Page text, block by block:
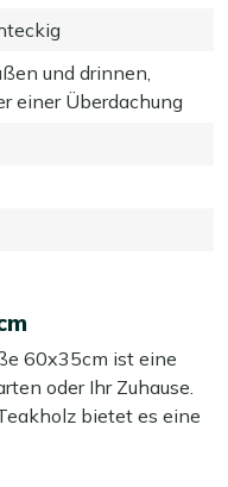
und drinnen,
einer Überdachung
60x35cm ist eine
oder Ihr Zuhause.
bietet es eine
Speisen und